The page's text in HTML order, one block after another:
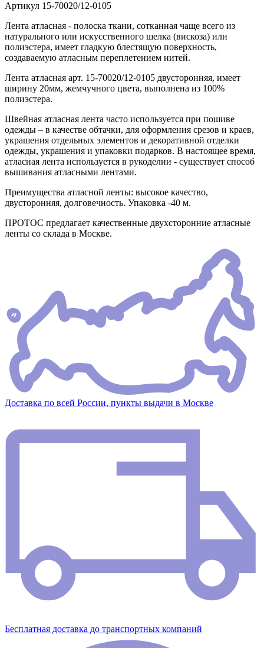
Артикул 15-70020/12-0105
Лента атласная - полоска ткани, сотканная чаще всего из
натурального или искусственного шелка (вискоза) или
полиэстера, имеет гладкую блестящую поверхность,
создаваемую атласным переплетением нитей.
Лента атласная арт. 15-70020/12-0105 двусторонняя, имеет
ширину 20мм, жемчучного цвета, выполнена из 100%
полиэстера.
Швейная атласная лента часто используется при пошиве
одежды – в качестве обтачки, для оформления срезов и краев,
украшения отдельных элементов и декоративной отделки
одежды, украшения и упаковки подарков. В настоящее время,
атласная лента используется в рукоделии - существует способ
вышивания атласными лентами.
Преимущества атласной ленты: высокое качество,
двусторонняя, долговечность. Упаковка -40 м.
ПРОТОС предлагает качественные двухсторонние атласные
ленты со склада в Москве.
Доставка по всей России, пункты выдачи в Москве
Бесплатная доставка до транспортных компаний